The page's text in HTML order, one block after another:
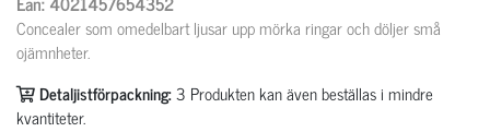
Concealer som omedelbart ljusar upp mörka ringar och döljer små
ojämnheter.
Detaljistförpackning:3 Produkten kan även beställas i mindre
kvantiteter.